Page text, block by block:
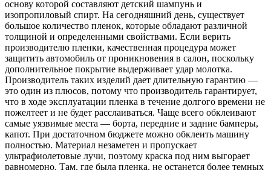
основу которой составляют детский шампунь и
изопропиловый спирт. На сегодняшний день, существует
большое количество пленок, которые обладают различной
толщиной и определенными свойствами. Если верить
производителю пленки, качественная процедура может
защитить автомобиль от проникновения в салон, поскольку
дополнительное покрытие выдерживает удар молотка.
Производитель таких изделий дает длительную гарантию —
это один из плюсов, потому что производитель гарантирует,
что в ходе эксплуатации пленка в течение долгого времени не
пожелтеет и не будет расслаиваться. Чаще всего обклеивают
самые уязвимые места — борта, передние и задние бамперы,
капот. При достаточном бюджете можно обклеить машину
полностью. Материал незаметен и пропускает
ультрафиолетовые лучи, поэтому краска под ним выгорает
равномерно. Там, где была пленка, не останется более темных